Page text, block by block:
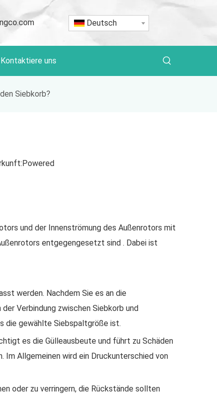
Deutsch
Kontaktiere uns
Siebkorb?
Powered
und der Innenströmung des Außenrotors mit
entgegengesetzt sind . Dabei ist
werden. Nachdem Sie es an die
Verbindung zwischen Siebkorb und
die gewählte Siebspaltgröße ist.
es die Gülleausbeute und führt zu Schäden
Im Allgemeinen wird ein Druckunterschied von
oder zu verringern, die Rückstände sollten